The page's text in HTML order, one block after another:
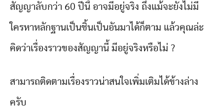
สัญญาลับกว่า 60 ปีนี้ อาจมีอยู่จริง ถึงแม้จะยังไม่มี
ใครหาหลักฐานเป็นชิ้นเป็นอันมาได้ก็ตาม แล้วคุณล่ะ
คิดว่าเรื่องราวของสัญญานี้ มีอยู่จริงหรือไม่ ?
สามารถติดตามเรื่องราวน่าสนใจเพิ่มเติมได้ข้างล่าง
ครับ